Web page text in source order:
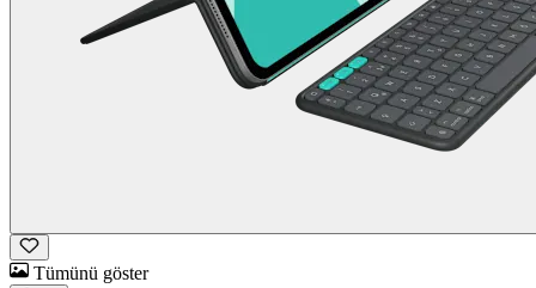
Tümünü göster